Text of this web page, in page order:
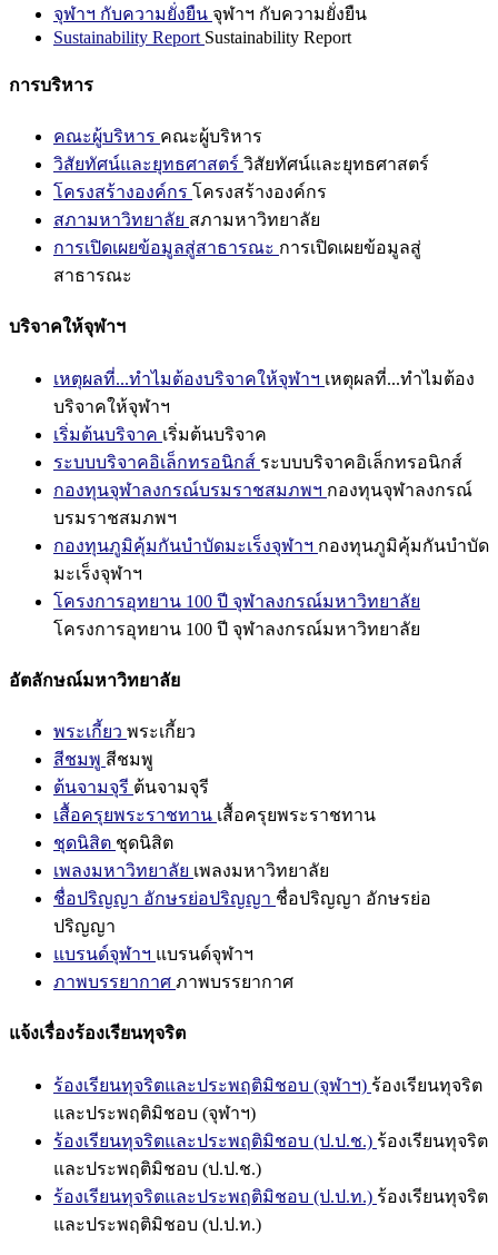
จุฬาฯ กับความยั่งยืน จุฬาฯ กับความยั่งยืน
Sustainability Report Sustainability Report
การบริหาร
คณะผู้บริหาร คณะผู้บริหาร
วิสัยทัศน์และยุทธศาสตร์ วิสัยทัศน์และยุทธศาสตร์
โครงสร้างองค์กร โครงสร้างองค์กร
สภามหาวิทยาลัย สภามหาวิทยาลัย
การเปิดเผยข้อมูลสู่สาธารณะ การเปิดเผยข้อมูลสู่
สาธารณะ
บริจาคให้จุฬาฯ
เหตุผลที่...ทำไมต้องบริจาคให้จุฬาฯ เหตุผลที่...ทำไมต้อง
บริจาคให้จุฬาฯ
เริ่มต้นบริจาค เริ่มต้นบริจาค
ระบบบริจาคอิเล็กทรอนิกส์ ระบบบริจาคอิเล็กทรอนิกส์
กองทุนจุฬาลงกรณ์บรมราชสมภพฯ กองทุนจุฬาลงกรณ์
บรมราชสมภพฯ
กองทุนภูมิคุ้มกันบำบัดมะเร็งจุฬาฯ กองทุนภูมิคุ้มกันบำบัด
มะเร็งจุฬาฯ
โครงการอุทยาน 100 ปี จุฬาลงกรณ์มหาวิทยาลัย
โครงการอุทยาน 100 ปี จุฬาลงกรณ์มหาวิทยาลัย
อัตลักษณ์มหาวิทยาลัย
พระเกี้ยว พระเกี้ยว
สีชมพู สีชมพู
ต้นจามจุรี ต้นจามจุรี
เสื้อครุยพระราชทาน เสื้อครุยพระราชทาน
ชุดนิสิต ชุดนิสิต
เพลงมหาวิทยาลัย เพลงมหาวิทยาลัย
ชื่อปริญญา อักษรย่อปริญญา ชื่อปริญญา อักษรย่อ
ปริญญา
แบรนด์จุฬาฯ แบรนด์จุฬาฯ
ภาพบรรยากาศ ภาพบรรยากาศ
แจ้งเรื่องร้องเรียนทุจริต
ร้องเรียนทุจริตและประพฤติมิชอบ (จุฬาฯ) ร้องเรียนทุจริต
และประพฤติมิชอบ (จุฬาฯ)
ร้องเรียนทุจริตและประพฤติมิชอบ (ป.ป.ช.) ร้องเรียนทุจริต
และประพฤติมิชอบ (ป.ป.ช.)
ร้องเรียนทุจริตและประพฤติมิชอบ (ป.ป.ท.) ร้องเรียนทุจริต
และประพฤติมิชอบ (ป.ป.ท.)